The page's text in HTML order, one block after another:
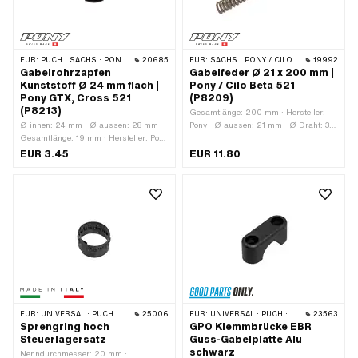
FÜR: PUCH · SACHS · PONY / CILO (BETA 521 & 512) 20685
Gabelrohrzapfen
Kunststoff Ø 24 mm flach |
Pony GTX, Cross 521
(P8213)
Ø innen: 24 mm · Ø aussen: 28 mm ·
Gesamtlänge: 19 mm · Hersteller: Pony
· Farbe: schwarz · Material: Kunststoff
EUR 3.45
FÜR: SACHS · PONY / CILO (BETA 521 & 512) 19992
Gabelfeder Ø 21 x 200 mm |
Pony / Cilo Beta 521
(P8209)
Gesamtlänge: 200 mm · Hersteller:
Pony · Ø aussen: 21 mm · Ø Draht: 3.2
EUR 11.80
FÜR: UNIVERSAL · PUCH · SACHS · PONY / CILO (BETA 521 & 512) · PIAGGIO · ZÜNDAPP BELMONDO · TOMOS 25006
Sprengring hoch
Steuerlagersatz
Nenndurchmesser: 20 mm ·
FÜR: UNIVERSAL · PUCH · SACHS · PONY / CILO (BETA 521 & 512) · PIAGGIO 23563
GPO Klemmbrücke EBR
Guss-Gabelplatte Alu
schwarz